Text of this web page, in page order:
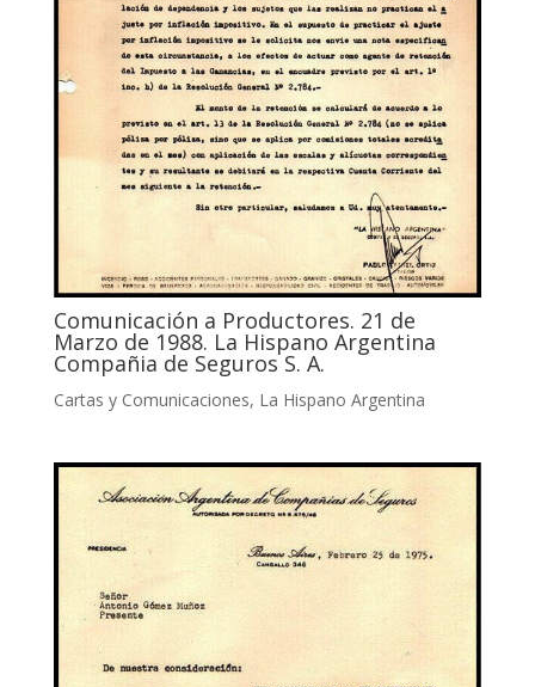
Comunicación a Productores. 21 de
Marzo de 1988. La Hispano Argentina
Compañia de Seguros S. A.
Cartas y Comunicaciones, La Hispano Argentina